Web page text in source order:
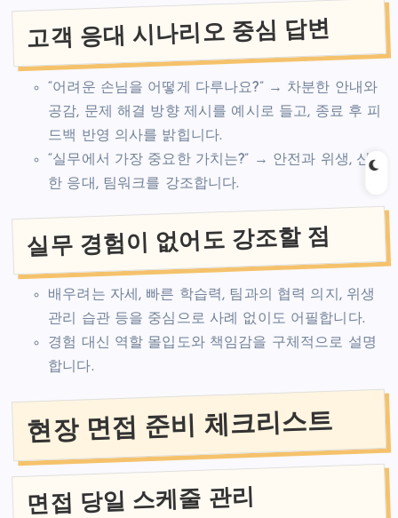
고객 응대 시나리오 중심 답변
“어려운 손님을 어떻게 다루나요?” → 차분한 안내와
공감, 문제 해결 방향 제시를 예시로 들고, 종료 후 피
드백 반영 의사를 밝힙니다.
“실무에서 가장 중요한 가치는?” → 안전과 위생, 신속
한 응대, 팀워크를 강조합니다.
실무 경험이 없어도 강조할 점
배우려는 자세, 빠른 학습력, 팀과의 협력 의지, 위생
관리 습관 등을 중심으로 사례 없이도 어필합니다.
경험 대신 역할 몰입도와 책임감을 구체적으로 설명
합니다.
현장 면접 준비 체크리스트
면접 당일 스케줄 관리